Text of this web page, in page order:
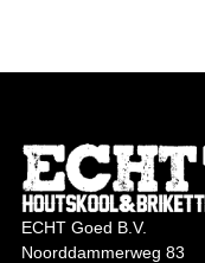
ECHT Goed B.V.
Noorddammerweg 83